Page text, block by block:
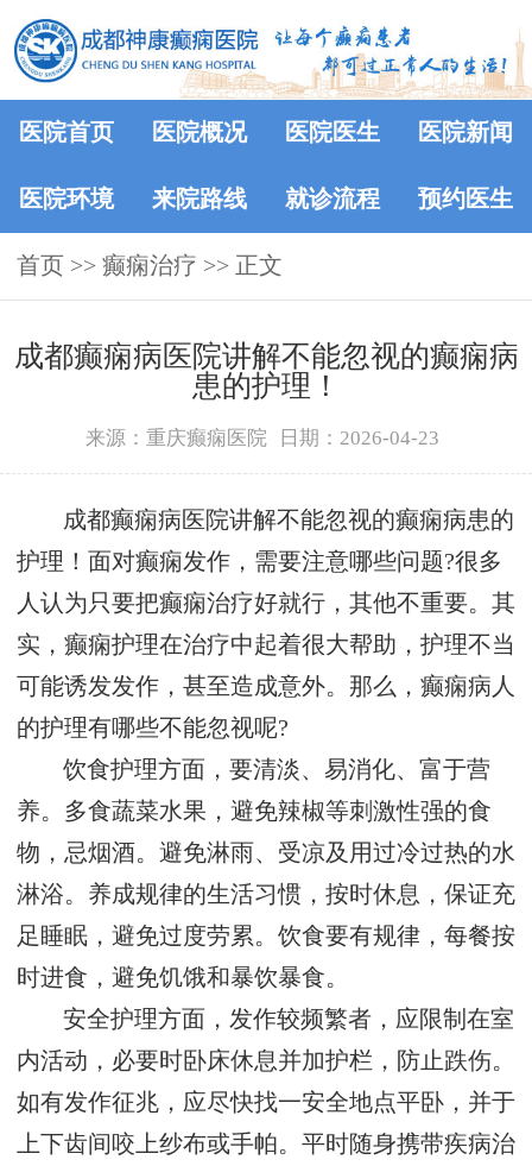
医院首页 医院概况 医院医生 医院新闻
医院环境 来院路线 就诊流程 预约医生
首页 >> 癫痫治疗 >> 正文
成都癫痫病医院讲解不能忽视的癫痫病
患的护理！
来源：重庆癫痫医院 日期：2026-04-23
成都癫痫病医院讲解不能忽视的癫痫病患的
护理！面对癫痫发作，需要注意哪些问题?很多
人认为只要把癫痫治疗好就行，其他不重要。其
实，癫痫护理在治疗中起着很大帮助，护理不当
可能诱发发作，甚至造成意外。那么，癫痫病人
的护理有哪些不能忽视呢?
饮食护理方面，要清淡、易消化、富于营
养。多食蔬菜水果，避免辣椒等刺激性强的食
物，忌烟酒。避免淋雨、受凉及用过冷过热的水
淋浴。养成规律的生活习惯，按时休息，保证充
足睡眠，避免过度劳累。饮食要有规律，每餐按
时进食，避免饥饿和暴饮暴食。
安全护理方面，发作较频繁者，应限制在室
内活动，必要时卧床休息并加护栏，防止跌伤。
如有发作征兆，应尽快找一安全地点平卧，并于
上下齿间咬上纱布或手帕。平时随身携带疾病治